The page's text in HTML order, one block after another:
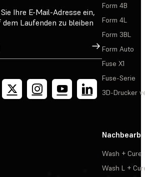
Ihre E-Mail-Adresse ein,
dem Laufenden zu bleiben
Registrieren
Form 4B
Form 4L
Form 3BL
Form Auto
Fuse X1
Fuse-Serie
3D-Drucker
Wash + Cure
Wash L +